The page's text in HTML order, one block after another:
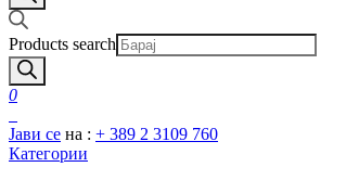
Products search
0
Јави се на : + 389 2 3109 760
Категории